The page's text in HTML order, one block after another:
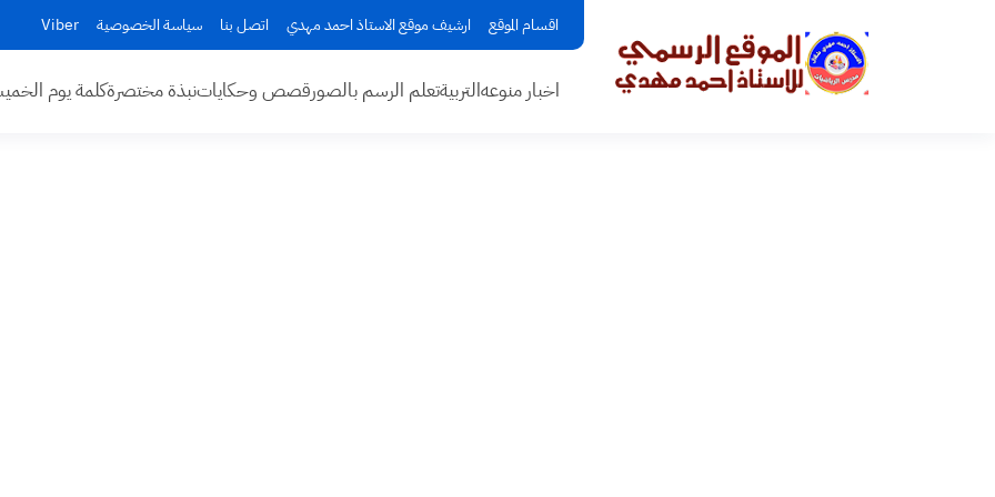
اقسام الموقع ارشيف موقع الاستاذ احمد مهدي اتصل بنا سياسة الخصوصية Viber
اخبار منوعهالتربيةتعلم الرسم بالصورقصص وحكاياتنبذة مختصرةكلمة يوم